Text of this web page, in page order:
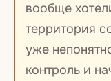
вообще
территория
уже
контроль и